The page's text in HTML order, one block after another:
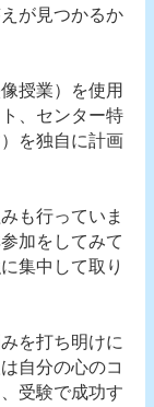
が見つかるか
授業）を使用
、センター特
を独自に計画
も行っていま
加をしてみて
集中して取り
を打ち明けに
自分の心のコ
受験で成功す